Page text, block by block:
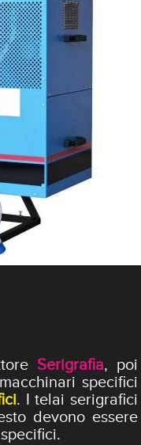
Serigrafia, poi
specifici
. I telai serigrafici
devono essere